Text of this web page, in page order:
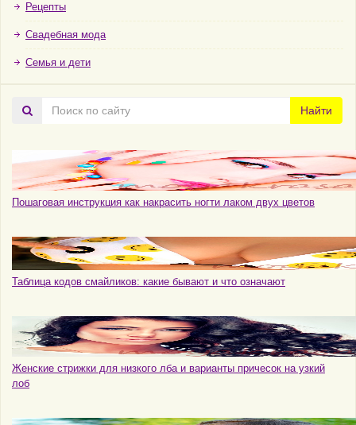
Рецепты
Свадебная мода
Семья и дети
Поиск
по
Найти
Пошаговая инструкция как накрасить ногти лаком двух цветов
Таблица кодов смайликов: какие бывают и что означают
Женские стрижки для низкого лба и варианты причесок на узкий
лоб